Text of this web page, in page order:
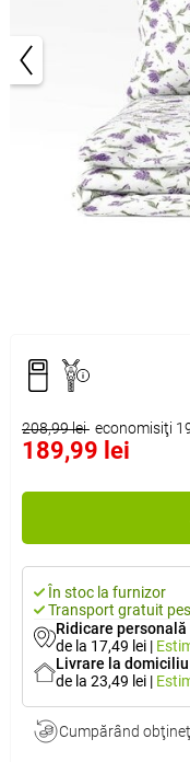
208,99 lei economisiţi
189,99 lei
În stoc la furnizor
Transport gratuit
Ridicare personală
de la 17,49 lei |
Livrare la domiciliu
de la 23,49 lei |
Cumpărând